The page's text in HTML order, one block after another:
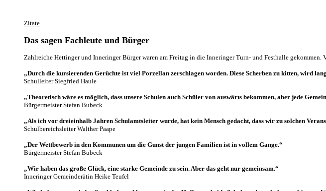
Zitate
Das sagen Fachleute und Bürger
Zahlreiche Hettinger und Inneringer Bürger waren am Freitag in die Inneringer Turn- und Festhalle
„Durch die kursierenden Gerüchte ist viel Porzellan zerschlagen worden. Diese Scherben zu kitten, wird
Schulleiter Siegfried Haule
„Theoretisch wäre es möglich, dass unsere Schulen auch Schüler von auswärts bekommen, aber jede
Bürgermeister Stefan Bubeck
„Als ich vor dreieinhalb Jahren Schulamtsleiter wurde, hat kein Mensch gedacht, dass wir zu solchen
Schulbereichsleiter Walther Paape
„Der Wettbewerb in den Kommunen um die Gunst der jungen Familien ist in vollem Gange.“
Bürgermeister Stefan Bubeck
„Wir haben das große Glück, eine starke Gemeinde zu sein. Aber das geht nur gemeinsam.“
Inneringer Gemeinderätin Heike Teufel